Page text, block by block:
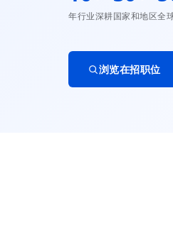
年行业深耕国家和地区全
浏览在招职位